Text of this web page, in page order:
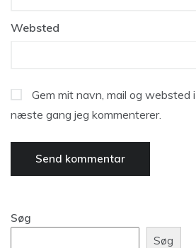
Websted
Gem mit navn, mail og websted
næste gang jeg kommenterer.
Søg
Søg